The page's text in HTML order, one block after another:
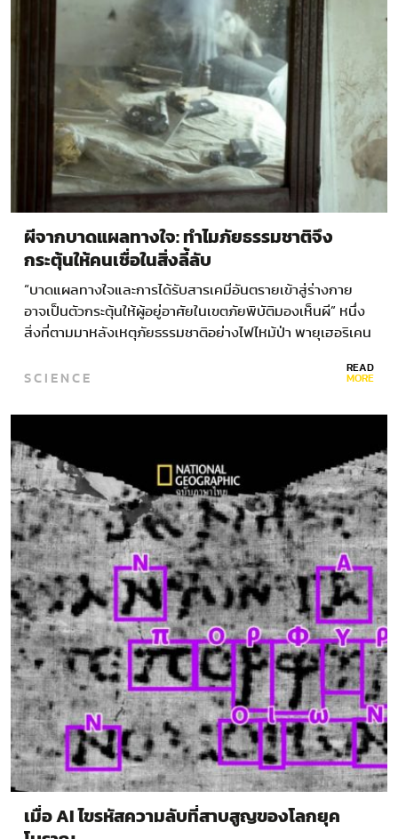
ผีจากบาดแผลทางใจ: ทำไมภัยธรรมชาติจึง
กระตุ้นให้คนเชื่อในสิ่งลี้ลับ
“บาดแผลทางใจและการได้รับสารเคมีอันตรายเข้าสู่ร่างกาย
อาจเป็นตัวกระตุ้นให้ผู้อยู่อาศัยในเขตภัยพิบัติมองเห็นผี” หนึ่ง
สิ่งที่ตามมาหลังเหตุภัยธรรมชาติอย่างไฟไหม้ป่า พายุเฮอริเคน
จากภัยพิบัติ…
SCIENCE READ
MORE
เมื่อ AI ไขรหัสความลับที่สาบสูญของโลกยุค